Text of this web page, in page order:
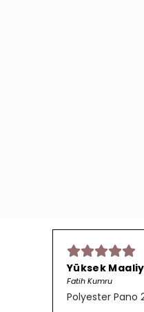
Yüksek
Fatih Kumru
Polyester Pano